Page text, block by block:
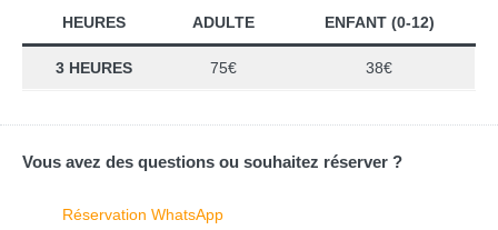
HEURES ADULTE ENFANT (0-12)
3 HEURES 75€ 38€
Vous avez des questions ou souhaitez réserver ?
Réservation WhatsApp